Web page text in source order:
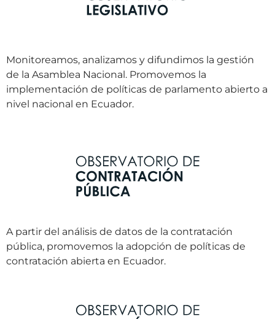
Monitoreamos, analizamos y difundimos la gestión
de la Asamblea Nacional. Promovemos la
implementación de políticas de parlamento abierto a
nivel nacional en Ecuador.
A partir del análisis de datos de la contratación
pública, promovemos la adopción de políticas de
contratación abierta en Ecuador.